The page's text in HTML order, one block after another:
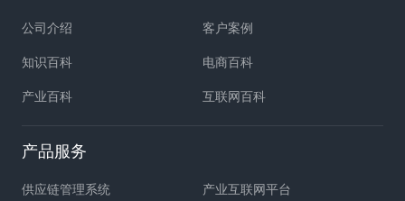
公司介绍 客户案例
知识百科 电商百科
产业百科 互联网百科
产品服务
供应链管理系统 产业互联网平台